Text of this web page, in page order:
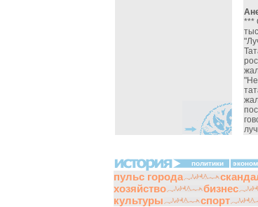
***
политики
пульс города
хозяйство
бизнес
культуры
спорт